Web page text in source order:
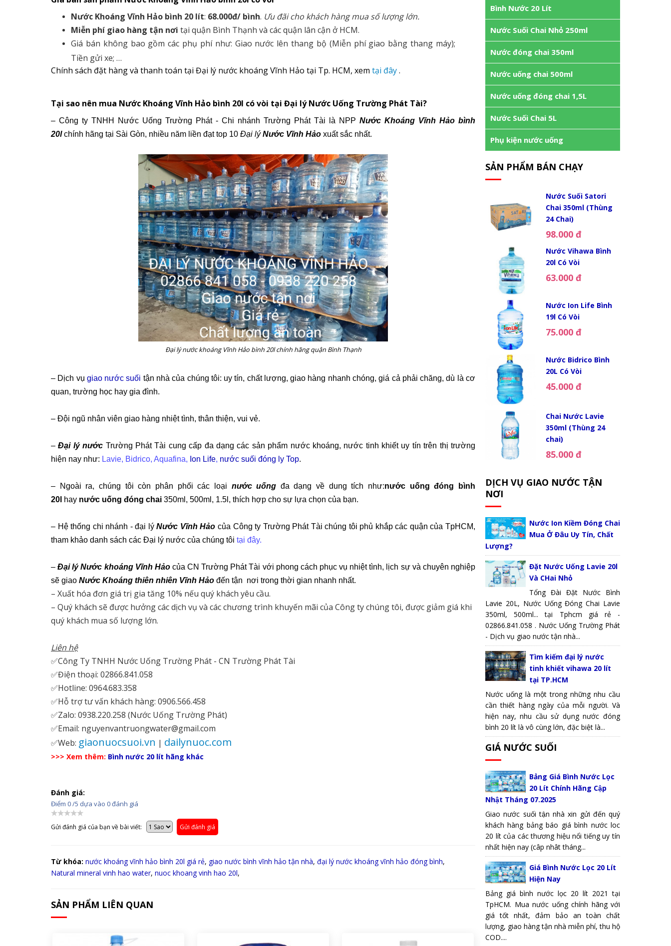
Nước Khoáng Vĩnh Hảo bình 20 lít: 68.000đ/ bình. Ưu đãi cho khách hàng mua số lượng lớn.
Miễn phí giao hàng tận nơi tại quận Bình Thạnh và các quận lân cận ở HCM.
Giá bán không bao gồm các phụ phí như: Giao nước lên thang bộ (Miễn phí giao bằng thang máy);
Tiền gửi xe; …
Chính sách đặt hàng và thanh toán tại Đại lý nước khoáng Vĩnh Hảo tại Tp. HCM, xem tại đây.
Tại sao nên mua Nước Khoáng Vĩnh Hảo bình 20l có vòi tại Đại lýNước Uống Trường Phát Tài?
– Công ty TNHH Nước Uống Trường Phát - Chi nhánh Trường Phát Tài là NPP Nước Khoáng Vĩnh Hảo bình
20lchính hãng tại Sài Gòn, nhiều năm liền đạt top 10 Đại lý Nước Vĩnh Hảo xuất sắc nhất.
Đại lý nước khoáng Vĩnh Hảo bình 20l chính hãng quận Bình Thạnh
– Dịch vụ giao nước suối tận nhà của chúng tôi: uy tín, chất lượng, giao hàng nhanh chóng, giá cả phải chăng, dù là cơ
quan, trường học hay gia đình.
– Đội ngũ nhân viên giao hàng nhiệt tình, thân thiện, vui vẻ.
–Đại lý nước Trường Phát Tài cung cấp đa dạng các sản phẩm nước khoáng, nước tinh khiết uy tín trên thị trường
hiện nay như: Lavie, Bidrico, Aquafina, Ion Life, nước suối đóng ly Top.
– Ngoài ra, chúng tôi còn phân phối các loại nước uống đa dạng về dung tích như:nước uống đóng bình
20l hay nước uống đóng chai 350ml, 500ml, 1.5l, thích hợp cho sự lựa chọn của bạn.
– Hệ thống chi nhánh - đại lýNước Vĩnh Hảo của Công ty Trường Phát Tài chúng tôi phủ khắp các quận của TpHCM,
tham khảo danh sách các Đại lý nước của chúng tôi tại đây.
–Đại lý Nước khoáng Vĩnh Hảocủa CN Trường Phát Tài với phong cách phục vụ nhiệt tình, lịch sự và chuyên nghiệp
sẽ giao Nước Khoáng thiên nhiên Vĩnh Hảo đến tận nơi trong thời gian nhanh nhất.
– Xuất hóa đơn giá trị gia tăng 10% nếu quý khách yêu cầu.
– Quý khách sẽ được hưởng các dịch vụ và các chương trình khuyến mãi của Công ty chúng tôi, được giảm giá khi
quý khách mua số lượng lớn.
Liên hệ
✅Công Ty TNHH Nước Uống Trường Phát - CN Trường Phát Tài
✅Điện thoại: 02866.841.058
✅Hotline: 0964.683.358
✅Hỗ trợ tư vấn khách hàng: 0906.566.458
✅Zalo: 0938.220.258 (Nước Uống Trường Phát)
✅Email: nguyenvantruongwater@gmail.com
✅Web: giaonuocsuoi.vn | dailynuoc.com
>>> Xem thêm: Bình nước 20 lít hãng khác
Đánh giá:
Điểm 0/5 dựa vào 0đánh giá
Gửi đánh giá của bạn về bài viết: Gửi đánh giá
Từ khóa: nước khoáng vĩnh hảo bình 20l giá rẻ, giao nước bình vĩnh hảo tận nhà, đại lý nước khoáng vĩnh hảo đóng bình,
Natural mineral vinh hao water, nuoc khoang vinh hao 20l,
SẢN PHẨM LIÊN QUAN
Bình Nước 20 Lít
Nước Suối Chai Nhỏ 250ml
Nước đóng chai 350ml
Nước uống chai 500ml
Nước uống đóng chai 1,5L
Nước Suối Chai 5L
Phụ kiện nước uống
SẢN PHẨM BÁN CHẠY
Nước Suối Satori
Chai 350ml (Thùng
24 Chai)
98.000 đ
Nước Vihawa Bình
20l Có Vòi
63.000 đ
Nước Ion Life Bình
19l Có Vòi
75.000 đ
Nước Bidrico Bình
20L Có Vòi
45.000 đ
Chai Nước Lavie
350ml (Thùng 24
chai)
85.000 đ
DỊCH VỤ GIAO NƯỚC TẬN
NƠI
Nước Ion Kiềm Đóng Chai
Mua Ở Đâu Uy Tín, Chất
Lượng?
Đặt Nước Uống Lavie 20l
Và CHai Nhỏ
Tổng Đài Đặt Nước Bình
Lavie 20L, Nước Uống Đóng Chai Lavie
350ml, 500ml... tại Tphcm giá rẻ -
02866.841.058 . Nước Uống Trường Phát
- Dịch vụ giao nước tận nhà...
Tìm kiếm đại lý nước
tinh khiết vihawa 20 lít
tại TP.HCM
Nước uống là một trong những nhu cầu
cần thiết hàng ngày của mỗi người. Và
hiện nay, nhu cầu sử dụng nước đóng
bình 20 lít là vô cùng lớn, đặc biệt là...
GIÁ NƯỚC SUỐI
Bảng Giá Bình Nước Lọc
20 Lít Chính Hãng Cập
Nhật Tháng 07.2025
Giao nước suối tận nhà xin gửi đến quý
khách hàng bảng báo giá bình nước loc
20 lít của các thương hiệu nổi tiếng uy tín
nhất hiện nay (câp nhât tháng...
Giá Bình Nước Lọc 20 Lít
Hiện Nay
Bảng giá bình nước lọc 20 lít 2021 tại
TpHCM. Mua nước uống chính hãng với
giá tốt nhất, đảm bảo an toàn chất
lượng, giao hàng tận nhà miễn phí, thu hộ
COD....